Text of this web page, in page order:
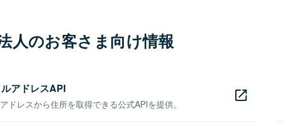
人のお客さま向け情報
アドレスAPI
ドレスから住所を取得できる公式APIを提供。